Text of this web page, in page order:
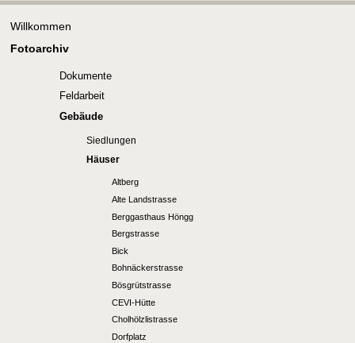
Willkommen
Fotoarchiv
Dokumente
Feldarbeit
Gebäude
Siedlungen
Häuser
Altberg
Alte Landstrasse
Berggasthaus Höngg
Bergstrasse
Bick
Bohnäckerstrasse
Bösgrütstrasse
CEVI-Hütte
Cholhölzlistrasse
Dorfplatz